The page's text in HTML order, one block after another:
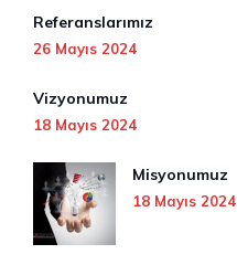
Referanslarımız
26 Mayıs 2024
Vizyonumuz
18 Mayıs 2024
Misyonumuz
18 Mayıs 2024